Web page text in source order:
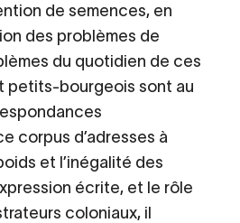
de semences, en
des problèmes de
du quotidien de ces
petits-bourgeois sont au
corpus d’adresses à
et l’inégalité des
écrite, et le rôle
coloniaux, il